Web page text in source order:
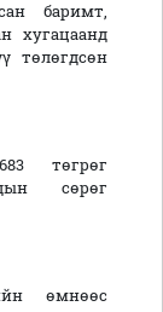
баримт,
хугацаанд
төлөгдсөн
төгрөг
сөрөг
өмнөөс